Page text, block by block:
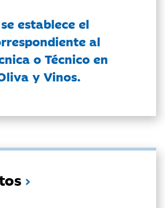
establece el
al
o Técnico en
y Vinos.